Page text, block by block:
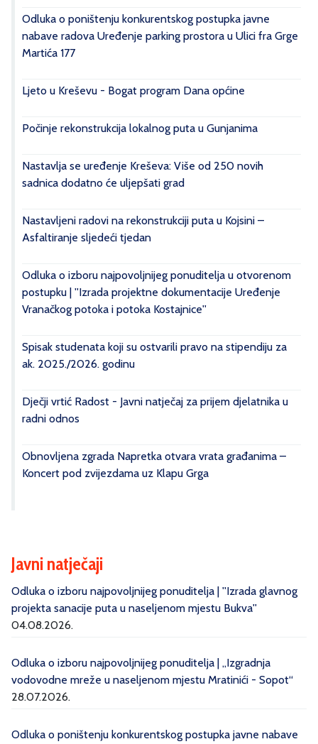
Odluka o poništenju konkurentskog postupka javne
nabave radova Uređenje parking prostora u Ulici fra Grge
Martića 177
Ljeto u Kreševu - Bogat program Dana općine
Počinje rekonstrukcija lokalnog puta u Gunjanima
Nastavlja se uređenje Kreševa: Više od 250 novih
sadnica dodatno će uljepšati grad
Nastavljeni radovi na rekonstrukciji puta u Kojsini –
Asfaltiranje sljedeći tjedan
Odluka o izboru najpovoljnijeg ponuditelja u otvorenom
postupku | ''Izrada projektne dokumentacije Uređenje
Vranačkog potoka i potoka Kostajnice''
Spisak studenata koji su ostvarili pravo na stipendiju za
ak. 2025./2026. godinu
Dječji vrtić Radost - Javni natječaj za prijem djelatnika u
radni odnos
Obnovljena zgrada Napretka otvara vrata građanima –
Koncert pod zvijezdama uz Klapu Grga
Javni natječaji
Odluka o izboru najpovoljnijeg ponuditelja | ''Izrada glavnog
projekta sanacije puta u naseljenom mjestu Bukva''
04.08.2026.
Odluka o izboru najpovoljnijeg ponuditelja | „Izgradnja
vodovodne mreže u naseljenom mjestu Mratinići - Sopot“
28.07.2026.
Odluka o poništenju konkurentskog postupka javne nabave